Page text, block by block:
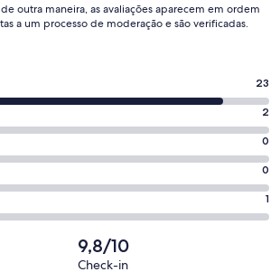
outra maneira, as avaliações aparecem em ordem
a um processo de moderação e são verificadas.
23
2
0
0
1
9,8/10
Check-in